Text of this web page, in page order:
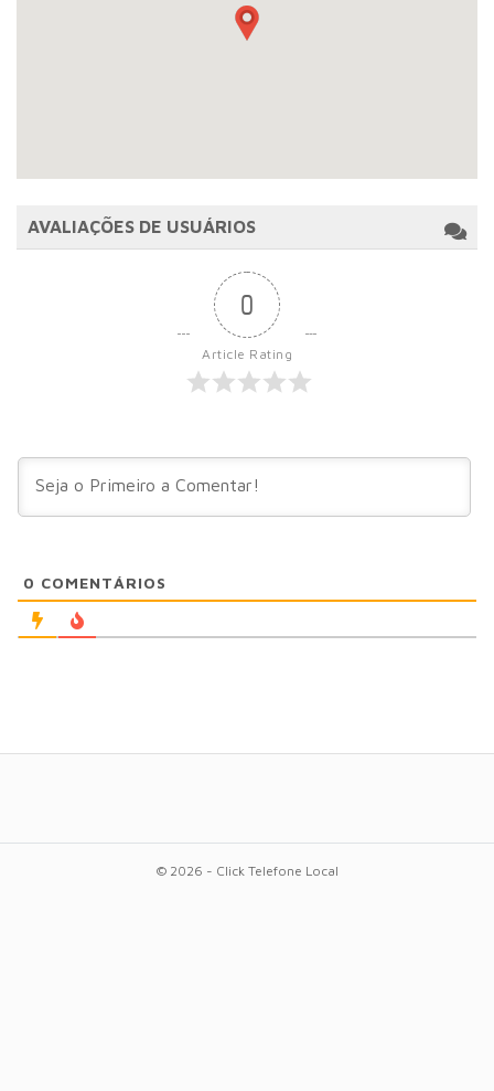
AVALIAÇÕES DE USUÁRIOS
0
Article Rating
0 COMENTÁRIOS
© 2026 - Click Telefone Local